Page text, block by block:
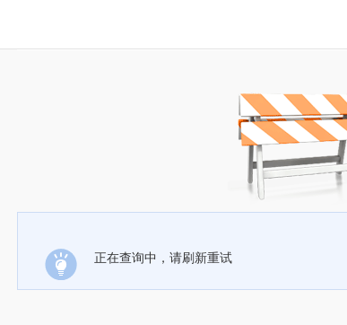
正在查询中，请刷新重试